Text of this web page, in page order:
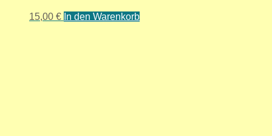
15,00 € In den Warenkorb